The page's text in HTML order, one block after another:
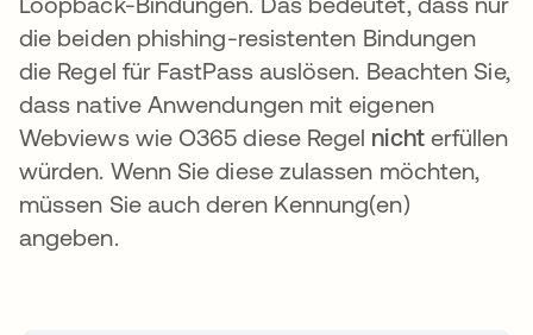
die beiden phishing-resistenten Bindungen
die Regel für FastPass auslösen. Beachten Sie,
dass native Anwendungen mit eigenen
Webviews wie O365 diese Regel nichterfüllen
würden. Wenn Sie diese zulassen möchten,
müssen Sie auch deren Kennung(en)
angeben.